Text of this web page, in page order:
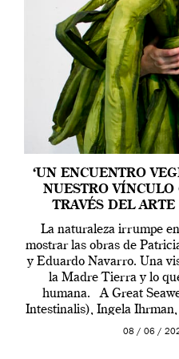
‘UN ENCUENTRO
NUESTRO VÍNCULO
TRAVÉS DEL
La naturaleza irrumpe
mostrar las obras de
y Eduardo Navarro. Una
la Madre Tierra y lo
humana. A Great
Intestinalis), Ingela
Madrid y la
08 / 06 /